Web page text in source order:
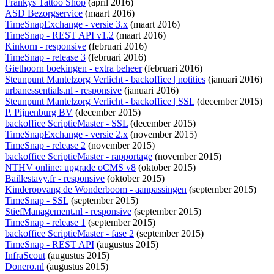
Frankys Tattoo Shop (april 2016)
ASD Bezorgservice (maart 2016)
TimeSnapExchange - versie 3.x (maart 2016)
TimeSnap - REST API v1.2 (maart 2016)
Kinkorn - responsive (februari 2016)
TimeSnap - release 3 (februari 2016)
Giethoorn boekingen - extra beheer(februari 2016)
Steunpunt Mantelzorg Verlicht - backoffice | notities (januari 2016)
urbanessentials.nl - responsive (januari 2016)
Steunpunt Mantelzorg Verlicht - backoffice | SSL (december 2015)
P. Pijnenburg BV (december 2015)
backoffice ScriptieMaster - SSL (december 2015)
TimeSnapExchange - versie 2.x (november 2015)
TimeSnap - release 2 (november 2015)
backoffice ScriptieMaster - rapportage (november 2015)
NTHV online: upgrade oCMS v8 (oktober 2015)
Baillestavy.fr - responsive (oktober 2015)
Kinderopvang de Wonderboom - aanpassingen (september 2015)
TimeSnap - SSL (september 2015)
StiefManagement.nl - responsive (september 2015)
TimeSnap - release 1 (september 2015)
backoffice ScriptieMaster - fase 2 (september 2015)
TimeSnap - REST API (augustus 2015)
InfraScout(augustus 2015)
Donero.nl (augustus 2015)